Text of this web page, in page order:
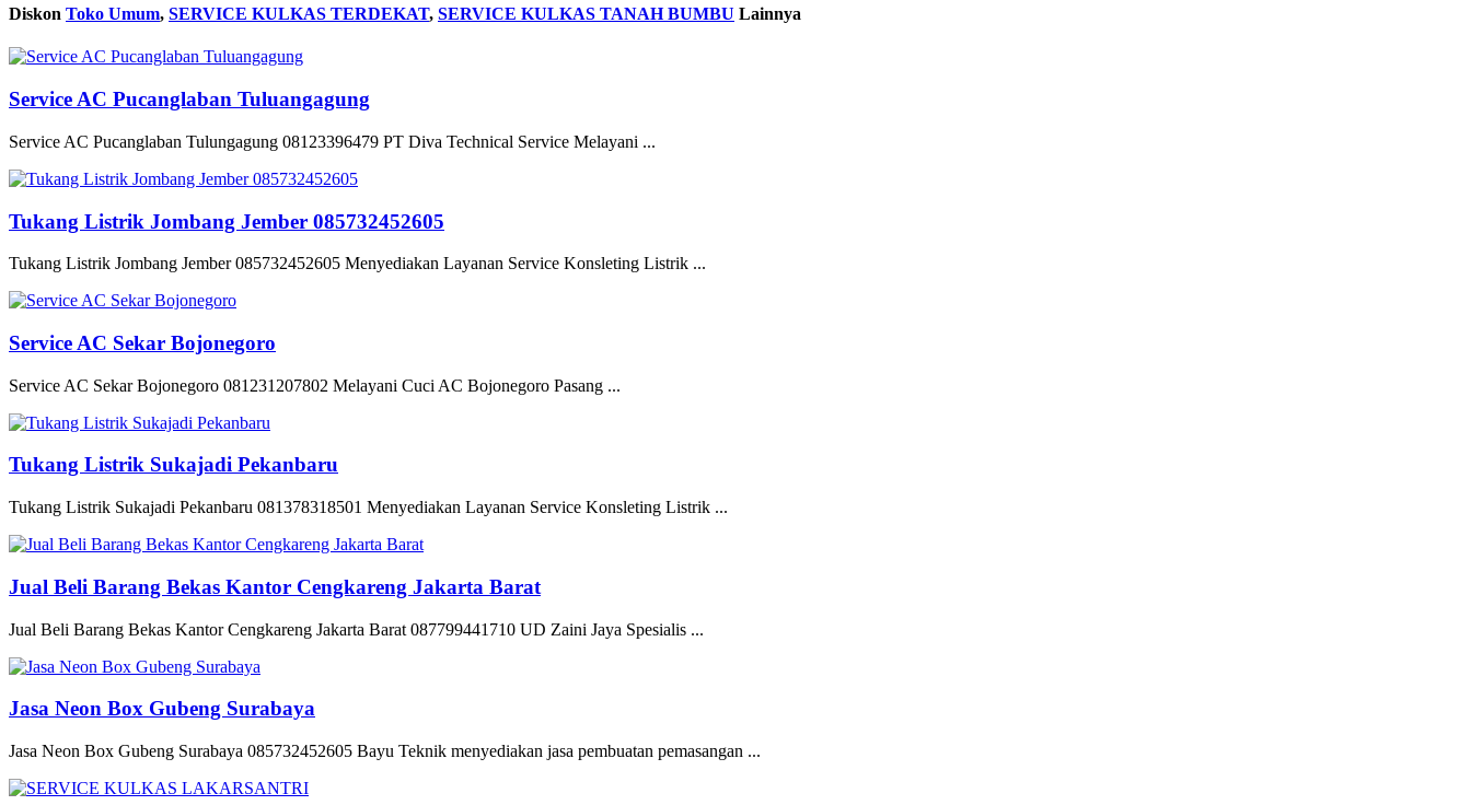
Diskon Toko Umum, SERVICE KULKAS TERDEKAT, SERVICE KULKAS TANAH BUMBU Lainnya
Service AC Pucanglaban Tuluangagung
Service AC Pucanglaban Tulungagung 08123396479 PT Diva Technical Service Melayani ...
Tukang Listrik Jombang Jember 085732452605
Tukang Listrik Jombang Jember 085732452605 Menyediakan Layanan Service Konsleting Listrik ...
Service AC Sekar Bojonegoro
Service AC Sekar Bojonegoro 081231207802 Melayani Cuci AC Bojonegoro Pasang ...
Tukang Listrik Sukajadi Pekanbaru
Tukang Listrik Sukajadi Pekanbaru 081378318501 Menyediakan Layanan Service Konsleting Listrik ...
Jual Beli Barang Bekas Kantor Cengkareng Jakarta Barat
Jual Beli Barang Bekas Kantor Cengkareng Jakarta Barat 087799441710 UD Zaini Jaya Spesialis ...
Jasa Neon Box Gubeng Surabaya
Jasa Neon Box Gubeng Surabaya 085732452605 Bayu Teknik menyediakan jasa pembuatan pemasangan ...